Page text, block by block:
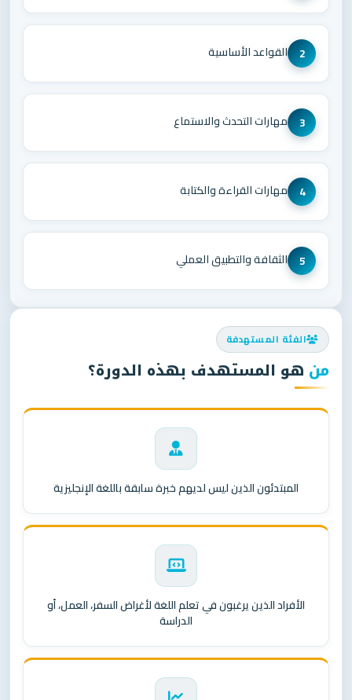
2 القواعد الأساسية
3 مهارات التحدث والاستماع
4 مهارات القراءة والكتابة
5 الثقافة والتطبيق العملي
الفئة المستهدفة
من هو المستهدف بهذه الدورة؟
المبتدئون الذين ليس لديهم خبرة سابقة باللغة الإنجليزية
الأفراد الذين يرغبون في تعلم اللغة لأغراض السفر، العمل، أو
الدراسة